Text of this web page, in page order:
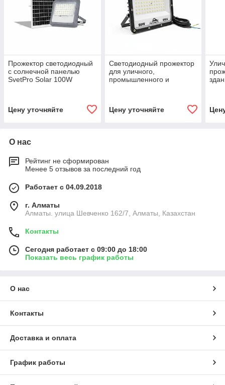
Прожектор светодиодный
с солнечной панелью
SvetPro Solar 100W
Цену уточняйте
Светодиодный прожектор
для уличного,
промышленного и
Цену уточняйте
О нас
Рейтинг не сформирован
Менее 5 отзывов за последний год
Работает с 04.09.2018
г. Алматы
Алматы. улица Шевченко 162/7, Алматы, Казахстан
Контакты
Сегодня работает с 09:00 до 18:00
Показать весь график работы
О нас
Контакты
Доставка и оплата
График работы